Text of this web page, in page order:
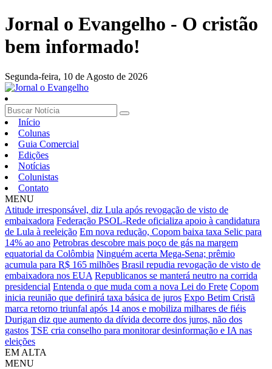
Jornal o Evangelho - O cristão
bem informado!
Segunda-feira, 10 de Agosto de 2026
Início
Colunas
Guia Comercial
Edições
Notícias
Colunistas
Contato
MENU
Atitude irresponsável, diz Lula após revogação de visto de
embaixadora Federação PSOL-Rede oficializa apoio à candidatura
de Lula à reeleição Em nova redução, Copom baixa taxa Selic para
14% ao ano Petrobras descobre mais poço de gás na margem
equatorial da Colômbia Ninguém acerta Mega-Sena; prêmio
acumula para R$ 165 milhões Brasil repudia revogação de visto de
embaixadora nos EUA Republicanos se manterá neutro na corrida
presidencial Entenda o que muda com a nova Lei do Frete Copom
inicia reunião que definirá taxa básica de juros Expo Betim Cristã
marca retorno triunfal após 14 anos e mobiliza milhares de fiéis
Durigan diz que aumento da dívida decorre dos juros, não dos
gastos TSE cria conselho para monitorar desinformação e IA nas
eleições
EM ALTA
MENU